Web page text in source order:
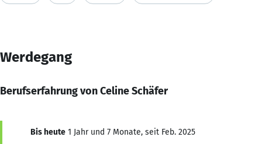
Werdegang
Berufserfahrung von Celine Schäfer
Bis heute 1 Jahr und 7 Monate, seit Feb. 2025